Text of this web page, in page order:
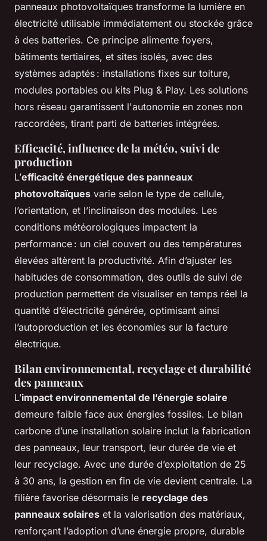
panneaux photovoltaïques transforme la lumière en
électricité utilisable immédiatement ou stockée grâce
à des batteries. Ce principe alimente foyers,
bâtiments tertiaires, et sites isolés, avec des
systèmes adaptés : installations fixes sur toiture,
modules portables ou kits Plug & Play. Les solutions
hors réseau garantissent l'autonomie en zones non
raccordées, tirant parti de batteries intégrées.
Efficacité, influence de la météo, suivi de
production
L’efficacité énergétique des panneaux
photovoltaïques varie selon le type de cellule,
l’orientation, et l’inclinaison des modules. Les
conditions météorologiques impactent la
performance : un ciel couvert ou des températures
élevées altèrent la productivité. Afin d’ajuster les
habitudes de consommation, des outils de suivi de
production permettent de visualiser en temps réel la
quantité d’électricité générée, optimisant ainsi
l’autoproduction et les économies sur la facture
électrique.
Bilan environnemental, recyclage et durabilité
des panneaux
L’impact environnemental de l’énergie solaire
demeure faible face aux énergies fossiles. Le bilan
carbone d’une installation solaire inclut la fabrication
des panneaux, leur transport, leur durée de vie et
leur recyclage. Avec une durée d’exploitation de 25
à 30 ans, la gestion en fin de vie devient centrale. La
filière favorise désormais le recyclage des
panneaux solaires et la valorisation des matériaux,
renforçant l’adoption d’une énergie propre, durable